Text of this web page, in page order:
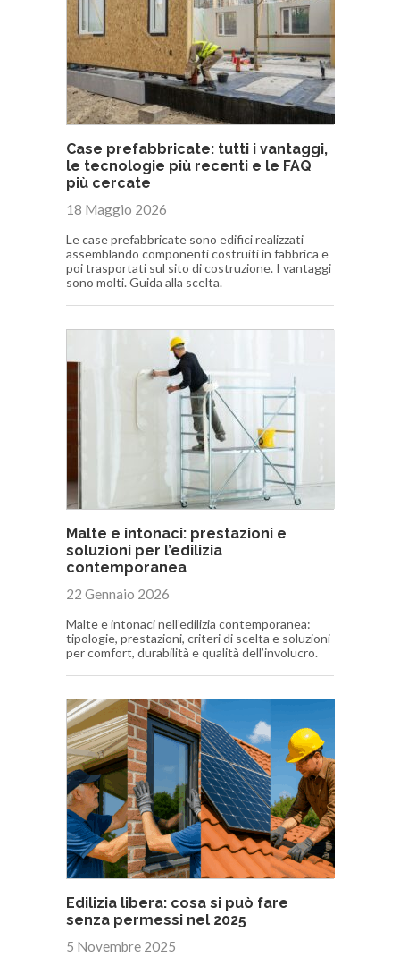
Case prefabbricate: tutti i vantaggi,
le tecnologie più recenti e le FAQ
più cercate
18 Maggio 2026
Le case prefabbricate sono edifici realizzati
assemblando componenti costruiti in fabbrica e
poi trasportati sul sito di costruzione. I vantaggi
sono molti. Guida alla scelta.
Malte e intonaci: prestazioni e
soluzioni per l’edilizia
contemporanea
22 Gennaio 2026
Malte e intonaci nell’edilizia contemporanea:
tipologie, prestazioni, criteri di scelta e soluzioni
per comfort, durabilità e qualità dell’involucro.
Edilizia libera: cosa si può fare
senza permessi nel 2025
5 Novembre 2025